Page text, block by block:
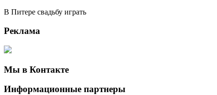
В Питере свадьбу играть
Реклама
Мы в Контакте
Информационные партнеры